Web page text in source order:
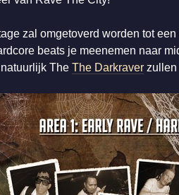
zal omgetoverd worden tot
beats je meenemen naar
The The Darkraverzullen